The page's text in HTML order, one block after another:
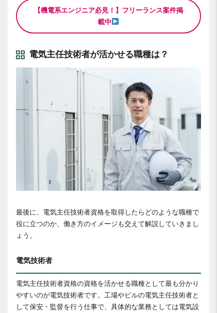
【機電系エンジニア必見！】フリーランス案件掲
載中
電気主任技術者が活かせる職種は？
最後に、電気主任技術者資格を取得したらどのような職種で
役に立つのか、働き方のイメージも交えて解説していきまし
ょう。
電気技術者
電気主任技術者資格の資格を活かせる職種として最も分かり
やすいのが電気技術者です。工場やビルの電気主任技術者と
して保安・監督を行う仕事で、具体的な業務としては電気設